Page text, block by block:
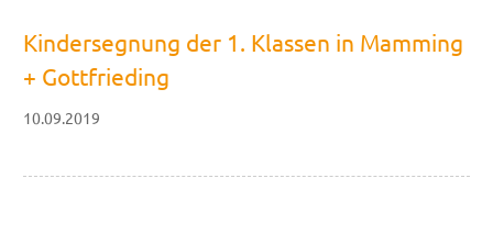
Kindersegnung der 1. Klassen in Mamming
+ Gottfrieding
10.09.2019